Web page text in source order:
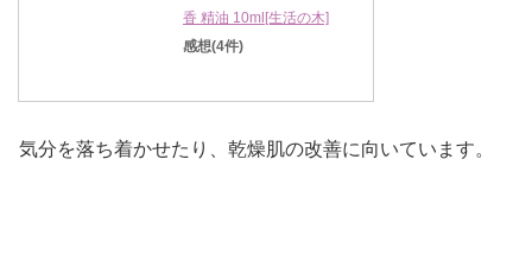
香 精油 10ml[生活の木]
感想(4件)
気分を落ち着かせたり、乾燥肌の改善に向いています。